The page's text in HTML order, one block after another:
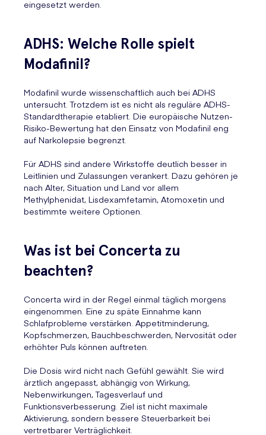
eingesetzt werden.
ADHS: Welche Rolle spielt
Modafinil?
Modafinil wurde wissenschaftlich auch bei ADHS
untersucht. Trotzdem ist es nicht als reguläre ADHS-
Standardtherapie etabliert. Die europäische Nutzen-
Risiko-Bewertung hat den Einsatz von Modafinil eng
auf Narkolepsie begrenzt.
Für ADHS sind andere Wirkstoffe deutlich besser in
Leitlinien und Zulassungen verankert. Dazu gehören je
nach Alter, Situation und Land vor allem
Methylphenidat, Lisdexamfetamin, Atomoxetin und
bestimmte weitere Optionen.
Was ist bei Concerta zu
beachten?
Concerta wird in der Regel einmal täglich morgens
eingenommen. Eine zu späte Einnahme kann
Schlafprobleme verstärken. Appetitminderung,
Kopfschmerzen, Bauchbeschwerden, Nervosität oder
erhöhter Puls können auftreten.
Die Dosis wird nicht nach Gefühl gewählt. Sie wird
ärztlich angepasst, abhängig von Wirkung,
Nebenwirkungen, Tagesverlauf und
Funktionsverbesserung. Ziel ist nicht maximale
Aktivierung, sondern bessere Steuerbarkeit bei
vertretbarer Verträglichkeit.